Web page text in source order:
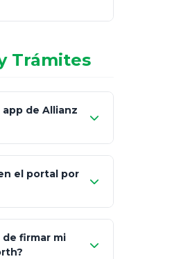
informales en
netWorth (Certificado)
Estrategia Art. 151 / 93
Trámites
de Allianz
Google Play
el portal por
de firmar mi